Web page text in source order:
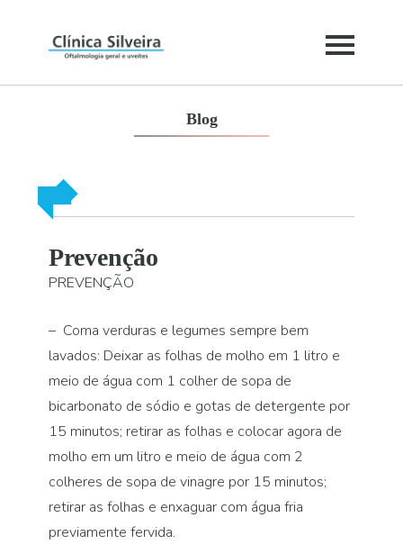
Blog
Prevenção
PREVENÇÃO
– Coma verduras e legumes sempre bem
lavados: Deixar as folhas de molho em 1 litro e
meio de água com 1 colher de sopa de
bicarbonato de sódio e gotas de detergente por
15 minutos; retirar as folhas e colocar agora de
molho em um litro e meio de água com 2
colheres de sopa de vinagre por 15 minutos;
retirar as folhas e enxaguar com água fria
previamente fervida.